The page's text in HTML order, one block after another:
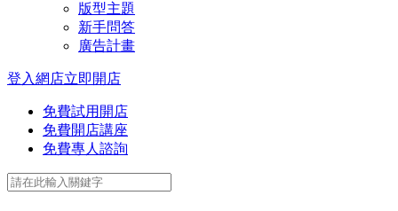
版型主題
新手問答
廣告計畫
登入網店立即開店
免費試用開店
免費開店講座
免費專人諮詢